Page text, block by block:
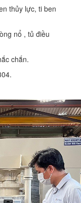
thủy lực, ti ben
nổ , tủ điều
chắn.